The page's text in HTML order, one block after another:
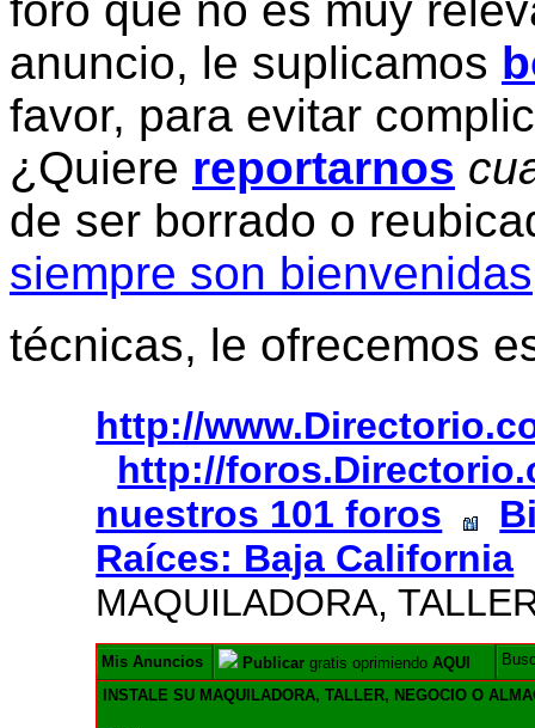
anuncio, le suplicamos
favor, para evitar
¿Quiere reportarnos
de ser borrado o
siempre son bienvenidas
técnicas, le ofrecemos
http://
http://
nuestros 101 foros
Raíces: Baja California
MAQUILADORA,
Mis Anuncios Publicar gratis oprimiendoAQUI
INSTALE SU MAQUILADORA, TALLER, NEGOCIO O